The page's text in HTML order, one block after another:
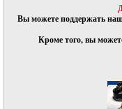
Вы можете поддержать
Кроме того, вы